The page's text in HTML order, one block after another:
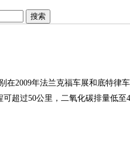
在2009年法兰克福车展和底特律
超过50公里，二氧化碳排量低至